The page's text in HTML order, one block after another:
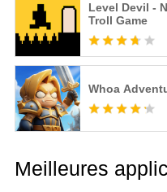
Level Devil -
Troll Game
Whoa
Meilleures